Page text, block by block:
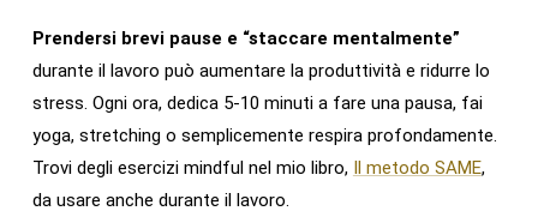
Prendersi brevi pause e “staccare mentalmente”
durante il lavoro può aumentare la produttività e ridurre lo
stress. Ogni ora, dedica 5-10 minuti a fare una pausa, fai
yoga, stretching o semplicemente respira profondamente.
Trovi degli esercizi mindful nel mio libro, Il metodo SAME,
da usare anche durante il lavoro.